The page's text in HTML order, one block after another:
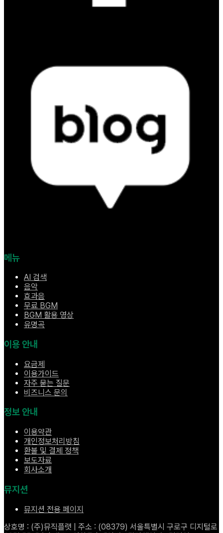
메뉴
AI 검색
음악
효과음
무료 BGM
BGM 활용 영상
유명곡
이용 안내
요금제
이용가이드
자주 묻는 질문
비즈니스 문의
정보 안내
이용약관
개인정보처리방침
환불 및 결제 정책
보도자료
회사소개
뮤지션
뮤지션 전용 페이지
상호명 : (주)뮤직플랫 | 주소 : (08379) 서울특별시 구로구 디지털로